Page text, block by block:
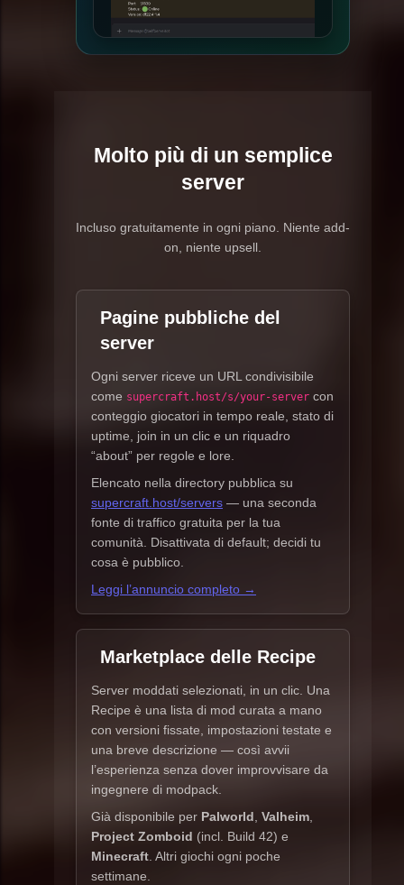
Molto più di un semplice
server
Incluso gratuitamente in ogni piano. Niente add-
on, niente upsell.
Pagine pubbliche del
server
Ogni server riceve un URL condivisibile
come supercraft.host/s/your-server con
conteggio giocatori in tempo reale, stato di
uptime, join in un clic e un riquadro
“about” per regole e lore.
Elencato nella directory pubblica su
supercraft.host/servers — una seconda
fonte di traffico gratuita per la tua
comunità. Disattivata di default; decidi tu
cosa è pubblico.
Leggi l’annuncio completo →
Marketplace delle Recipe
Server moddati selezionati, in un clic. Una
Recipe è una lista di mod curata a mano
con versioni fissate, impostazioni testate e
una breve descrizione — così avvii
l’esperienza senza dover improvvisare da
ingegnere di modpack.
Già disponibile per Palworld, Valheim,
Project Zomboid (incl. Build 42) e
Minecraft. Altri giochi ogni poche
settimane.